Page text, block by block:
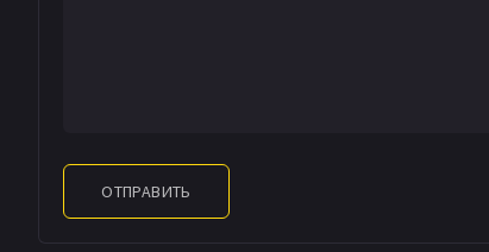
ОТПРАВИТЬ